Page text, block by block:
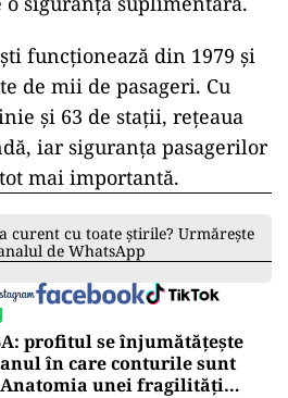
funcționează din 1979 și
de mii de pasageri. Cu
și 63 de stații, rețeaua
iar siguranța pasagerilor
mai importantă.
curent cu toate știrile? Urmărește
de WhatsApp
profitul se înjumătățește
în care conturile sunt
unei fragilități